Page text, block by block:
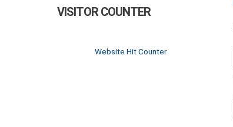
VISITOR COUNTER
Website Hit Counter